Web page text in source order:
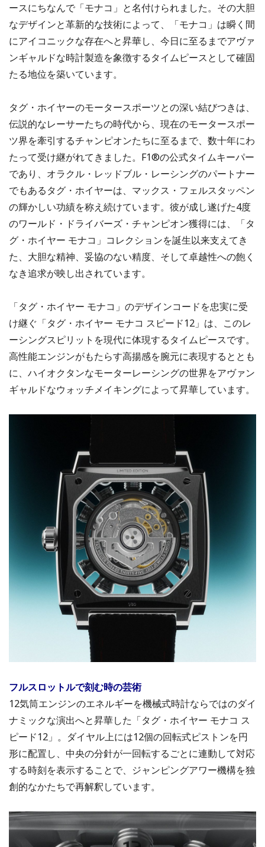
ースにちなんで「モナコ」と名付けられました。その大胆
なデザインと革新的な技術によって、「モナコ」は瞬く間
にアイコニックな存在へと昇華し、今日に至るまでアヴァ
ンギャルドな時計製造を象徴するタイムピースとして確固
たる地位を築いています。
タグ・ホイヤーのモータースポーツとの深い結びつきは、
伝説的なレーサーたちの時代から、現在のモータースポー
ツ界を牽引するチャンピオンたちに至るまで、数十年にわ
たって受け継がれてきました。F1®の公式タイムキーパー
であり、オラクル・レッドブル・レーシングのパートナー
でもあるタグ・ホイヤーは、マックス・フェルスタッペン
の輝かしい功績を称え続けています。彼が成し遂げた4度
のワールド・ドライバーズ・チャンピオン獲得には、「タ
グ・ホイヤー モナコ」コレクションを誕生以来支えてき
た、大胆な精神、妥協のない精度、そして卓越性への飽く
なき追求が映し出されています。
「タグ・ホイヤー モナコ」のデザインコードを忠実に受
け継ぐ「タグ・ホイヤー モナコ スピード12」は、このレ
ーシングスピリットを現代に体現するタイムピースです。
高性能エンジンがもたらす高揚感を腕元に表現するととも
に、ハイオクタンなモーターレーシングの世界をアヴァン
ギャルドなウォッチメイキングによって昇華しています。
フルスロットルで刻む時の芸術
12気筒エンジンのエネルギーを機械式時計ならではのダイ
ナミックな演出へと昇華した「タグ・ホイヤー モナコ ス
ピード12」。ダイヤル上には12個の回転式ピストンを円
形に配置し、中央の分針が一回転するごとに連動して対応
する時刻を表示することで、ジャンピングアワー機構を独
創的なかたちで再解釈しています。